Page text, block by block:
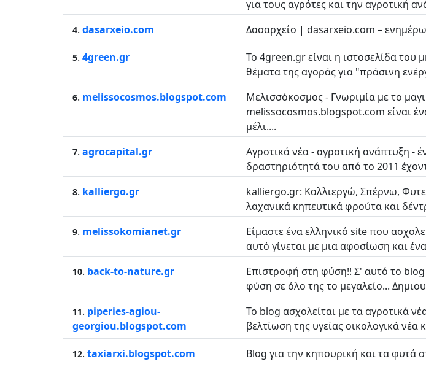
για τους αγρότες και την αγροτική
4. dasarxeio.com Δασαρχείο | dasarxeio.com –
5. 4green.gr
Το 4green.gr είναι η ιστοσελίδα του
θέματα της αγοράς για "πράσινη
6. melissocosmos.blogspot.com
Μελισσόκοσμος - Γνωριμία με το
melissocosmos.blogspot.com είναι
μέλι....
7. agrocapital.gr
Αγροτικά νέα - αγροτική ανάπτυξη -
δραστηριότητά του από το 2011
8. kalliergo.gr
kalliergo.gr: Καλλιεργώ, Σπέρνω,
λαχανικά κηπευτικά φρούτα και
9. melissokomianet.gr
Είμαστε ένα ελληνικό site που
αυτό γίνεται με μια αφοσίωση και
10. back-to-nature.gr
Επιστροφή στη φύση!! Σ' αυτό το blog
φύση σε όλο της το μεγαλείο...
11. piperies-agiou-
georgiou.blogspot.com
To blog ασχολείται με τα αγροτικά
βελτίωση της υγείας οικολογικά νέα
12. taxiarxi.blogspot.com Blog για την κηπουρική και τα φυτά